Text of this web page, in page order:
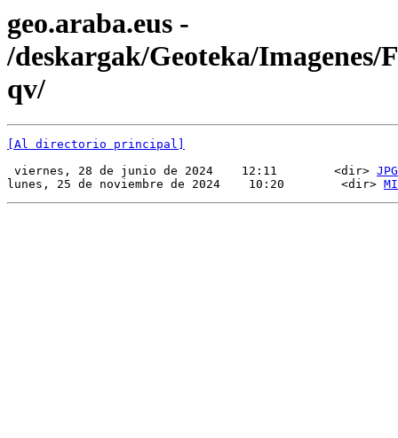
geo.araba.eus -
/deskargak/Geoteka/Imagenes/
qv/
[Al directorio principal]
viernes, 28 de junio de 2024    12:11        <dir> JPG
lunes, 25 de noviembre de 2024    10:20        <dir>